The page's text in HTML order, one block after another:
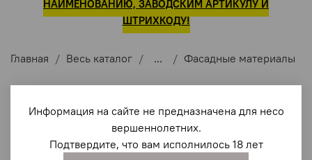
НАИМЕНОВАНИЮ, ЗАВОДСКИМ АРТИКУЛУ И
ШТРИХКОДУ!
Главная Весь каталог ... Фасадные материалы
Информация на сайте не предназначена для несо
вершеннолетних.
Подтвердите, что вам исполнилось 18 лет